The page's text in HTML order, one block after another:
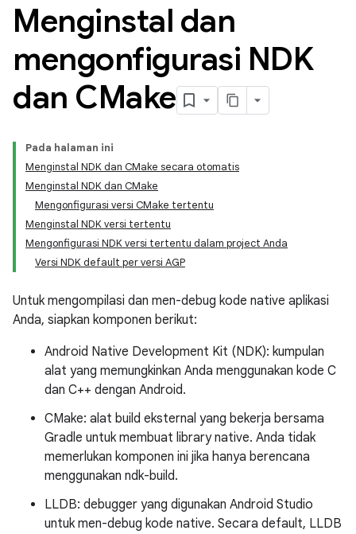
Menginstal dan
mengonfigurasi NDK
dan CMake
Pada halaman ini
Menginstal NDK dan CMake secara otomatis
Menginstal NDK dan CMake
Mengonfigurasi versi CMake tertentu
Menginstal NDK versi tertentu
Mengonfigurasi NDK versi tertentu dalam project Anda
Versi NDK default per versi AGP
Untuk mengompilasi dan men-debug kode native aplikasi
Anda, siapkan komponen berikut:
Android Native Development Kit (NDK): kumpulan
alat yang memungkinkan Anda menggunakan kode C
dan C++ dengan Android.
CMake: alat build eksternal yang bekerja bersama
Gradle untuk membuat library native. Anda tidak
memerlukan komponen ini jika hanya berencana
menggunakan ndk-build.
LLDB: debugger yang digunakan Android Studio
untuk men-debug kode native. Secara default, LLDB